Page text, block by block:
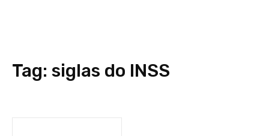
Tag: siglas do INSS